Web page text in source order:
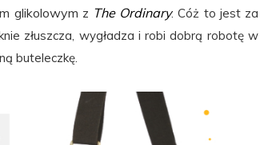
glikolowym z The Ordinary. Cóż to jest za
złuszcza, wygładza i robi dobrą robotę w
buteleczkę.